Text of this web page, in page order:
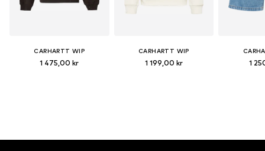
CARHARTT WIP
1 475,00 kr
CARHARTT WIP
1 199,00 kr 1